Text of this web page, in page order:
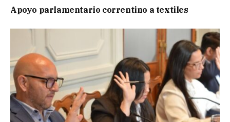
Apoyo parlamentario correntino a textiles